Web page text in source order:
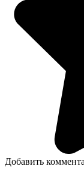
Добавить